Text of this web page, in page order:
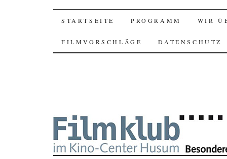
SKIP
TO
STARTSEITE PROGRAMM WIR
FILMVORSCHLÄGE DATENSCHUTZ